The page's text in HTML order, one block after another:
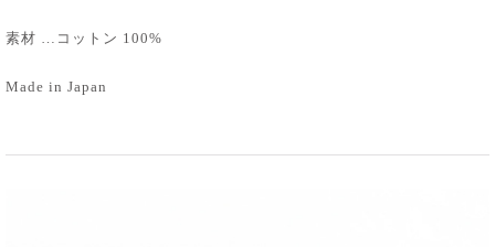
素材 …コットン 100%
Made in Japan